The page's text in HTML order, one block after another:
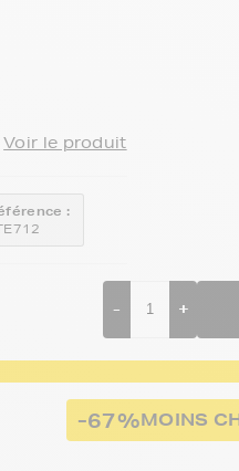
Voir le produit
:
- +
-67%MOINS